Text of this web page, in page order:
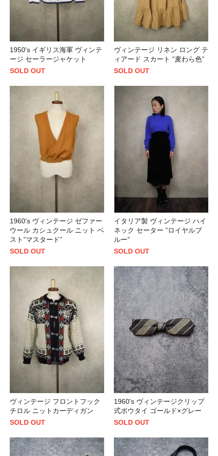
1950's イギリス海軍 ヴィンテ
ージ セーラージャケット
SOLD OUT
ヴィンテージ リネン ロング テ
ィアード スカート ”麦わら色”
SOLD OUT
1960's ヴィンテージ ゼファー
ウール カシュクール ニット ベ
スト”マスタード”
SOLD OUT
イタリア製 ヴィンテージ ハイ
ネック セーター ”ロイヤルブ
ルー”
SOLD OUT
ヴィンテージ フロントフック
チロル ニットカーディガン
SOLD OUT
1960's ヴィンテージクリップ
式ボウタイ ゴールド×グレー
SOLD OUT